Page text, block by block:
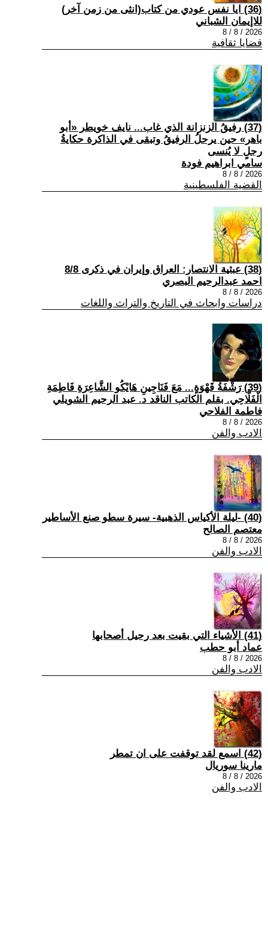
(36) ايا نفس عودي من كتاب(انثى من زمن آخر)
للاإيمان الشباني
2026 / 8 / 8
قضايا ثقافية
(37) رفيقُ الزنزانة الذي غاب... نايف خويطر «أبو
باهر» حين يرحلُ الرفيقُ وتبقى في الذاكرة حكايةُ
رجلٍ لا يُنسى
سامي ابراهيم فودة
2026 / 8 / 8
القضية الفلسطينية
(38) عبثية الانتصار: العراق وإيران في ذكرى 8/8
احمد عبدالرحيم البصري
2026 / 8 / 8
دراسات وابحاث في التاريخ والتراث واللغات
(39) رَشْفَةُ قَهْوَةٍ... مَعَ فَنَاجِينِ هَايْكُو الشَّاعِرَةِ فَاطِمَةِ
الْفَلَّاحِي. بقلم الكاتب الناقد د. عبد الرحيم الشويلي
فاطمة الفلاحي
2026 / 8 / 8
الادب والفن
(40) -ليلة الأكياس الذهبية- سيرة سطو صنع الأساطير
معتصم الصالح
2026 / 8 / 8
الادب والفن
(41) الأشياء التي بقيت بعد رحيل أصحابها
عماد أبو حطب
2026 / 8 / 8
الادب والفن
(42) اسمع لقد توقفت على ان تمطر
مارينا سوريال
2026 / 8 / 8
الادب والفن